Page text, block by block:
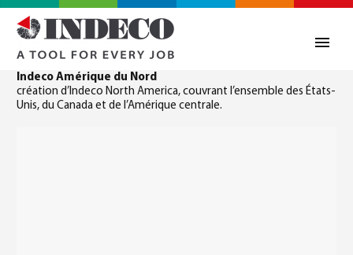
Indeco Amérique du Nord
création d’Indeco North America, couvrant l’ensemble des États-
Unis, du Canada et de l’Amérique centrale.